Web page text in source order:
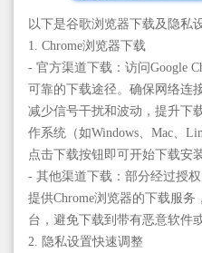
以下是谷歌浏览器下载及隐私
1. Chrome浏览器下载
- 官方渠道下载：访问Google
可靠的下载途径。确保网络连
减少信号干扰和波动，提升下
作系统（如Windows、Mac、
点击下载按钮即可开始下载安
- 其他渠道下载：部分经过授
提供Chrome浏览器的下载服
台，避免下载到带有恶意软件
2. 隐私设置快速调整